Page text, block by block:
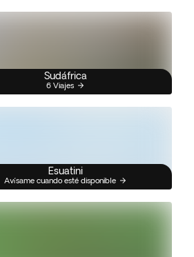
Sudáfrica
6 Viajes
Esuatini
Avísame cuando esté disponible